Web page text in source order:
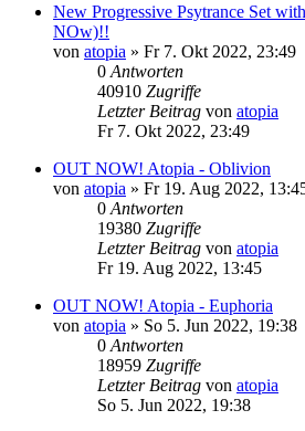
New Progressive Psytrance Set
NOw)!!
von atopia » Fr 7. Okt 2022, 23:49
0 Antworten
40910 Zugriffe
Letzter Beitrag von atopia
Fr 7. Okt 2022, 23:49
OUT NOW! Atopia - Oblivion
von atopia » Fr 19. Aug 2022,
0 Antworten
19380 Zugriffe
Letzter Beitrag von atopia
Fr 19. Aug 2022, 13:45
OUT NOW! Atopia - Euphoria
von atopia » So 5. Jun 2022, 19:38
0 Antworten
18959 Zugriffe
Letzter Beitrag von atopia
So 5. Jun 2022, 19:38